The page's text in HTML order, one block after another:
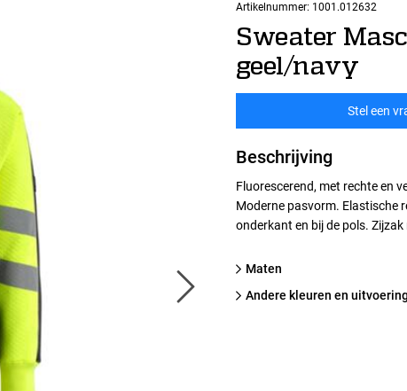
Artikelnummer: 1001.012632
Sweater
geel/navy
Stel een
Beschrijving
Fluorescerend, met rechte en
Moderne pasvorm. Elastische
onderkant en bij de pols.
Maten
Andere kleuren en